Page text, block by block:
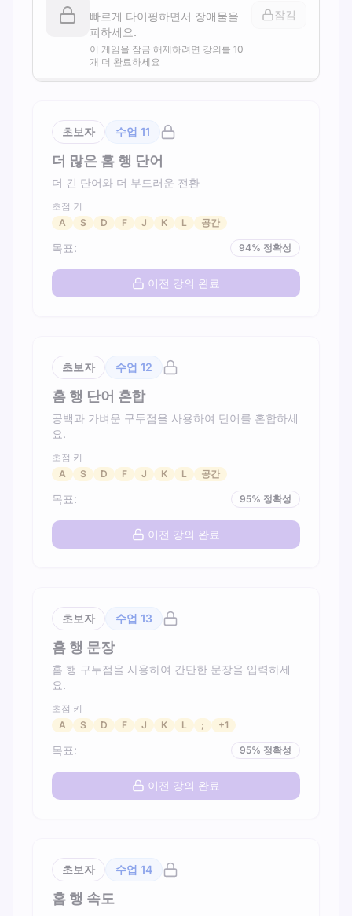
빠르게 타이핑하면서 장애물을
피하세요.
이 게임을 잠금 해제하려면 강의를 10
개 더 완료하세요
잠김
초보자 수업 11
더 많은 홈 행 단어
더 긴 단어와 더 부드러운 전환
초점 키
A
S D F J K L 공간
목표: 94% 정확성
이전 강의 완료
초보자 수업 12
홈 행 단어 혼합
공백과 가벼운 구두점을 사용하여 단어를 혼합하세
요.
초점 키
A
S D F J K L 공간
목표: 95% 정확성
이전 강의 완료
초보자 수업 13
홈 행 문장
홈 행 구두점을 사용하여 간단한 문장을 입력하세
요.
초점 키
A
S D F J K L ; +1
목표: 95% 정확성
이전 강의 완료
초보자 수업 14
홈 행 속도